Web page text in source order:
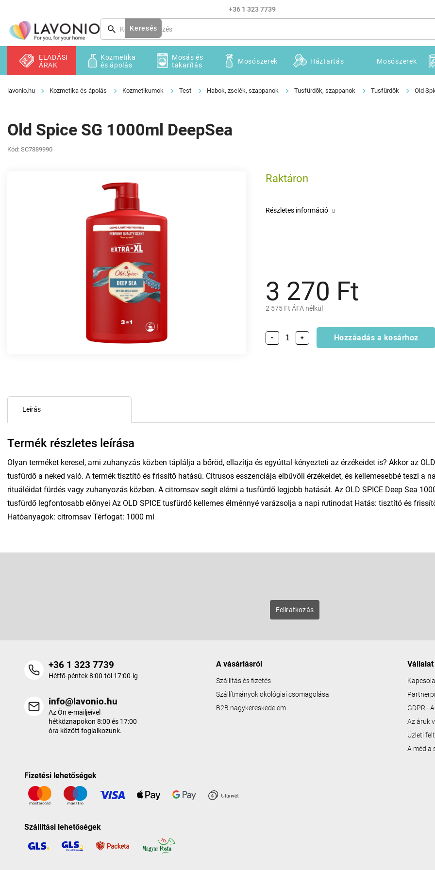
tartalomhoz
+36 1 323 7739
Keresés
ELADÁSI
ÁRAK
Kozmetika
és ápolás
Mosás és
takarítás
Mosószerek Háztartás Mosószerek
Kozmetika és ápolás Kozmetikumok Test Habok, zselék, szappanok Tusfürdők, szappanok Tusfürdők Old
Old Spice SG 1000ml DeepSea
Kód: SC7889990
3 270 Ft
2 575 Ft ÁFA nélkül
Raktáron
+
− Hozzáadás a kosárhoz
Részletes információ
Leírás
Termék részletes leírása
Olyan terméket keresel, ami zuhanyzás közben táplálja a bőröd, ellazítja és egyúttal kényezteti az érzékeidet is? Akkor az
tusfürdő a neked való. A termék tisztító és frissítő hatású. Citrusos esszenciája elbűvöli érzékeidet, és kellemesebbé teszi a
rituáléidat fürdés vagy zuhanyozás közben. A citromsav segít elérni a tusfürdő legjobb hatását. Az OLD SPICE Deep Sea
tusfürdő legfontosabb előnyei Az OLD SPICE tusfürdő kellemes élménnyé varázsolja a napi rutinodat Hatás: tisztító és
Hatóanyagok: citromsav Térfogat: 1000 ml
Feliratkozás
+36 1 323 7739
Hétfő-péntek 8:00-tól 17:00-ig
info@lavonio.hu
Az Ön e-mailjeivel
hétköznapokon 8:00 és 17:00
óra között foglalkozunk.
A vásárlásról
Szállítás és fizetés
Szállítmányok ökológiai csomagolása
B2B nagykereskedelem
Vállalat
GDPR -
Az áruk
Üzleti
A média
Fizetési lehetőségek
Szállítási lehetőségek